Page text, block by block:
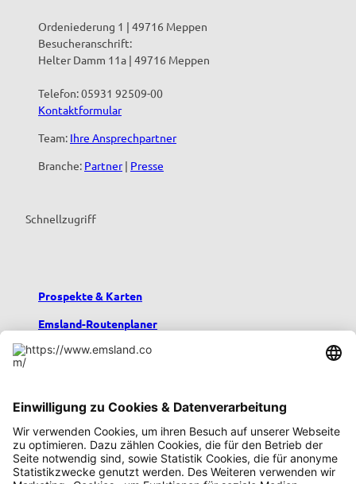
Ordeniederung 1 | 49716 Meppen
Besucheranschrift:
Helter Damm 11a | 49716 Meppen
Telefon: 05931 92509-00
Kontaktformular
Team: Ihre Ansprechpartner
Branche: Partner| Presse
Schnellzugriff
Prospekte & Karten
Emsland-Routenplaner
Emsland-Blog
Urlaub mit Kindern
Podcast emsland.entspannt
Emsland-Newsletter